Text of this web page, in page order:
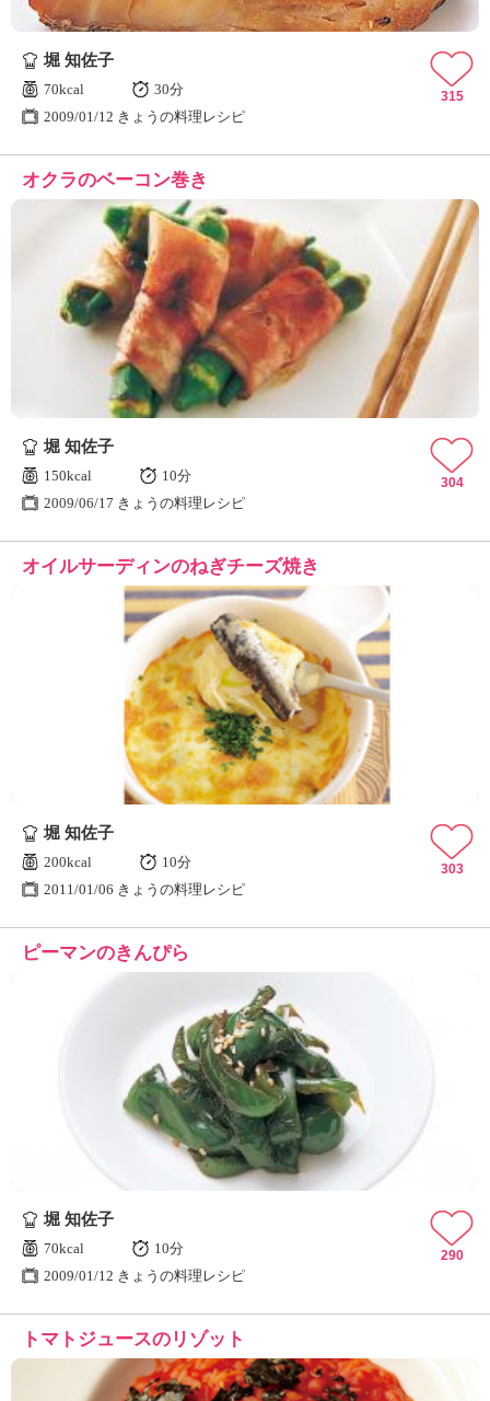
堀 知佐子
70kcal
30分
2009/01/12 きょうの料理レシピ
315
オクラのベーコン巻き
堀 知佐子
150kcal
10分
2009/06/17 きょうの料理レシピ
304
オイルサーディンのねぎチーズ焼き
堀 知佐子
200kcal
10分
2011/01/06 きょうの料理レシピ
303
ピーマンのきんぴら
堀 知佐子
70kcal
10分
2009/01/12 きょうの料理レシピ
290
トマトジュースのリゾット